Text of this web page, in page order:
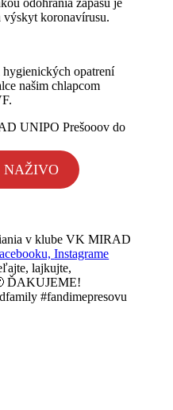
odohrania zápasu je
výskyt koronavírusu.
hygienických opatrení
našim chlapcom
UNIPO Prešooov do
NAŽIVO
v klube VK MIRAD
Instagrame
lajkujte,
ĎAKUJEME!
#fandimepresovu